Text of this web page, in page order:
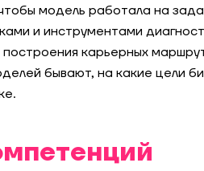
модель работала на
и инструментами
карьерных
бывают, на какие цели